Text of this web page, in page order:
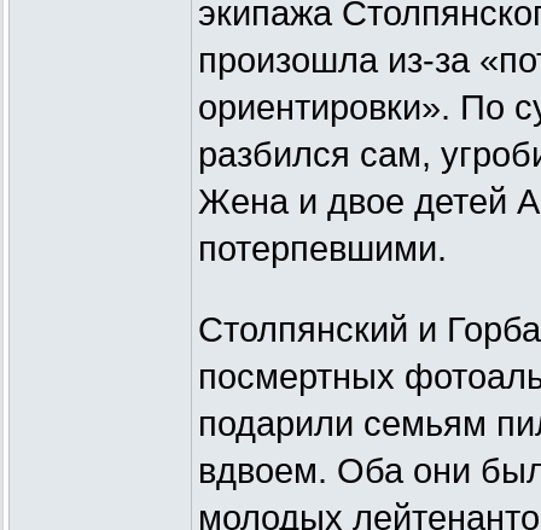
экипажа
произошла из-за
ориентировки». По
разбился сам,
Жена и двое детей
потерпевшими.
Столпянский и
посмертных
подарили семьям
вдвоем. Оба они
молодых